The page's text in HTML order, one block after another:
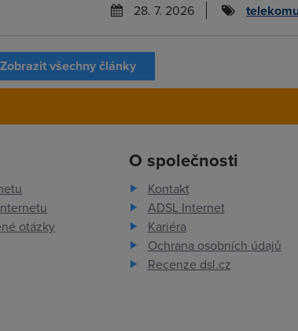
28. 7. 2026
Zobrazit všechny články
otázky
O společnosti
Kontakt
ADSL Internet
Kariéra
Ochrana osobních údajů
Recenze dsl.cz